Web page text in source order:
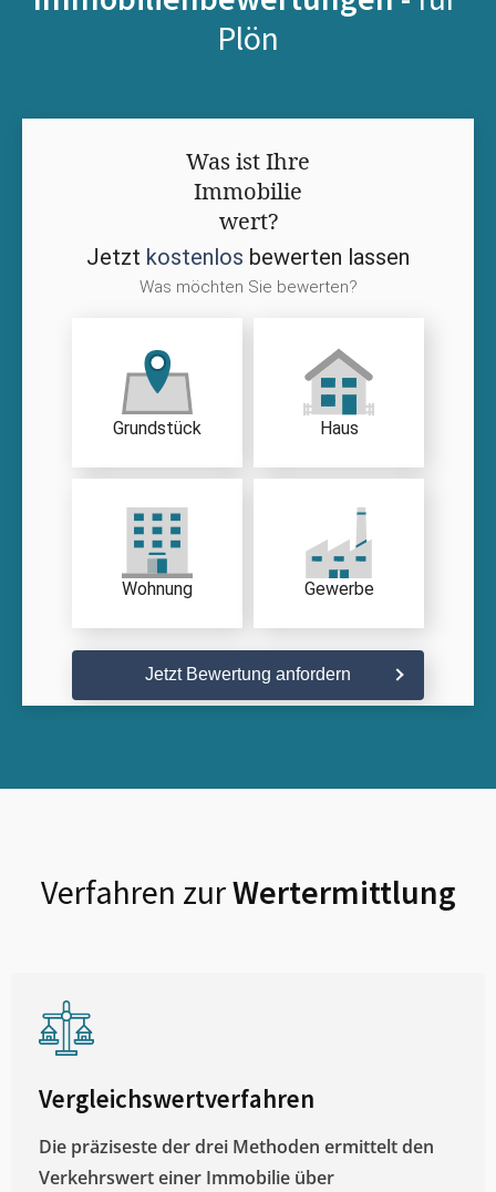
Plön
Was ist Ihre
Immobilie
wert?
Jetzt kostenlos bewerten lassen
Was möchten Sie bewerten?
Grundstück Haus
Wohnung Gewerbe
Jetzt Bewertung anfordern
Verfahren zurWertermittlung
Vergleichswertverfahren
Die präziseste der drei Methoden ermittelt den
Verkehrswert einer Immobilie über